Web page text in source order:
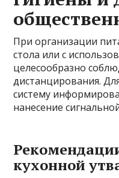
При организации
стола или с
целесообразно
дистанцирования.
систему
нанесение
кухонной